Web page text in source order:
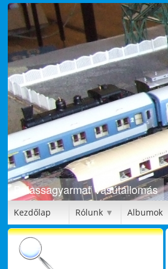
Balassagyarmat Vasútállomás
Bütykölde
Kezdőlap Rólunk ▼ Albumok